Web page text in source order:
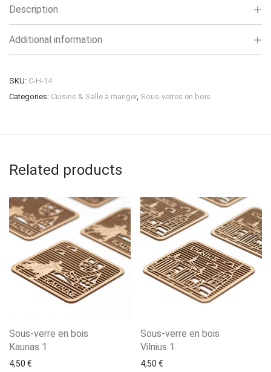
Description
Additional information
SKU: C-H-14
Categories: Cuisine & Salle à manger, Sous-verres en bois
Related products
Sous-verre en bois
Kaunas 1
4,50 €
Sous-verre en bois
Vilnius 1
4,50 €